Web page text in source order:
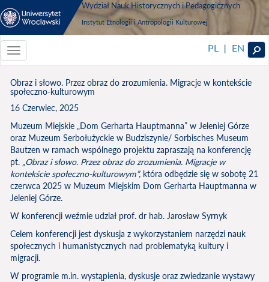
Wydział Nauk Historycznych i Pedagogicznych
Instytut Etnologii i Antropologii Kulturowej
Toggle
navigationToggle
PL | EN
Obraz i słowo. Przez obraz do zrozumienia. Migracje w kontekście
społeczno-kulturowym
16 Czerwiec, 2025
Muzeum Miejskie „Dom Gerharta Hauptmanna” w Jeleniej Górze
oraz Muzeum Serbołużyckie w Budziszynie/ Sorbisches Museum
Bautzen w ramach wspólnego projektu zapraszają na konferencję
pt. „Obraz i słowo. Przez obraz do zrozumienia. Migracje w
kontekście społeczno-kulturowym”, która odbędzie się w sobotę 21
czerwca 2025 w Muzeum Miejskim Dom Gerharta Hauptmanna w
Jeleniej Górze.
W konferencji weźmie udział prof. dr hab. Jarosław Syrnyk
Celem konferencji jest dyskusja z wykorzystaniem narzędzi nauk
społecznych i humanistycznych nad problematyką kultury i
migracji.
W programie m.in. wystąpienia, dyskusje oraz zwiedzanie wystawy